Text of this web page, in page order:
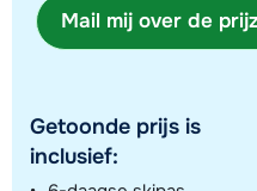
Mail mij over de
Getoonde prijs is
inclusief: